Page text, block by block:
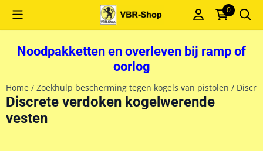
Cookievoorkeuren zijn momenteel gesloten. 0
Noodpakketten en overleven bij ramp of
oorlog
Home / Zoekhulp bescherming tegen kogels van pistolen /
Discrete verdoken kogelwerende
vesten